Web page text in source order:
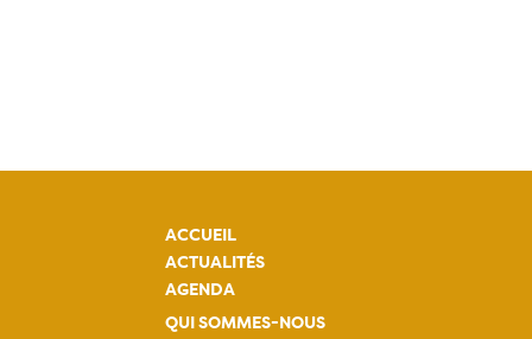
ACCUEIL
ACTUALITÉS
AGENDA
QUI SOMMES-NOUS